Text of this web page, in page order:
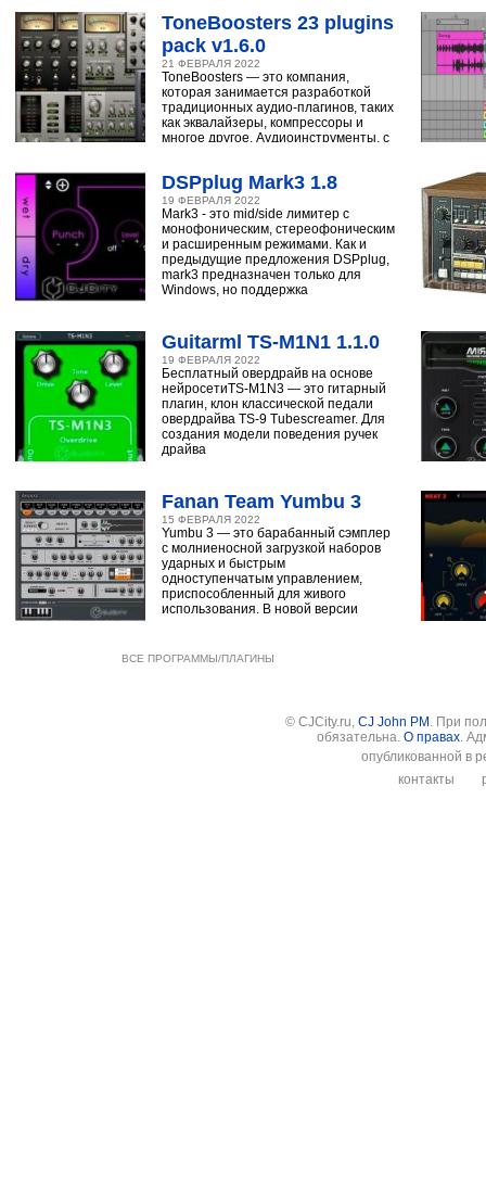
ToneBoosters 23 plugins
pack v1.6.0
21 ФЕВРАЛЯ 2022
ToneBoosters — это компания,
которая занимается разработкой
традиционных аудио-плагинов, таких
как эквалайзеры, компрессоры и
многое другое. Аудиоинструменты, с
DSPplug Mark3 1.8
19 ФЕВРАЛЯ 2022
Mark3 - это mid/side лимитер с
монофоническим, стереофоническим
и расширенным режимами. Как и
предыдущие предложения DSPplug,
mark3 предназначен только для
Windows, но поддержка
Guitarml TS-M1N1 1.1.0
19 ФЕВРАЛЯ 2022
Бесплатный овердрайв на основе
нейросетиTS-M1N3 — это гитарный
плагин, клон классической педали
овердрайва TS-9 Tubescreamer. Для
создания модели поведения ручек
драйва
Fanan Team Yumbu 3
15 ФЕВРАЛЯ 2022
Yumbu 3 — это барабанный сэмплер
с молниеносной загрузкой наборов
ударных и быстрым
одноступенчатым управлением,
приспособленный для живого
использования. В новой версии
ВСЕ ПРОГРАММЫ/ПЛАГИНЫ
© CJCity.ru, CJ John PM . При
обязательна. О правах.
опубликованной в
контакты